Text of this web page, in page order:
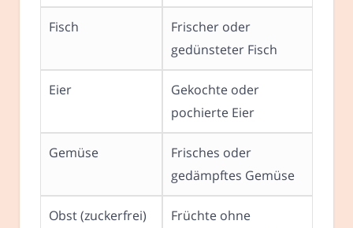
Fisch
Frischer oder
gedünsteter Fisch
Eier
Gekochte oder
pochierte Eier
Gemüse
Frisches oder
gedämpftes Gemüse
Obst (zuckerfrei)
Früchte ohne